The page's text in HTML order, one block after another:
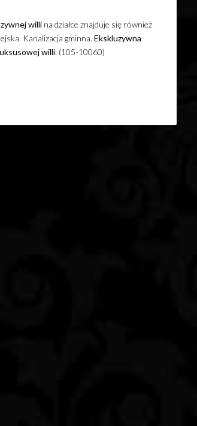
willina działce znajduje się również
Kanalizacja gminna. Ekskluzywna
willi. (105-10060)